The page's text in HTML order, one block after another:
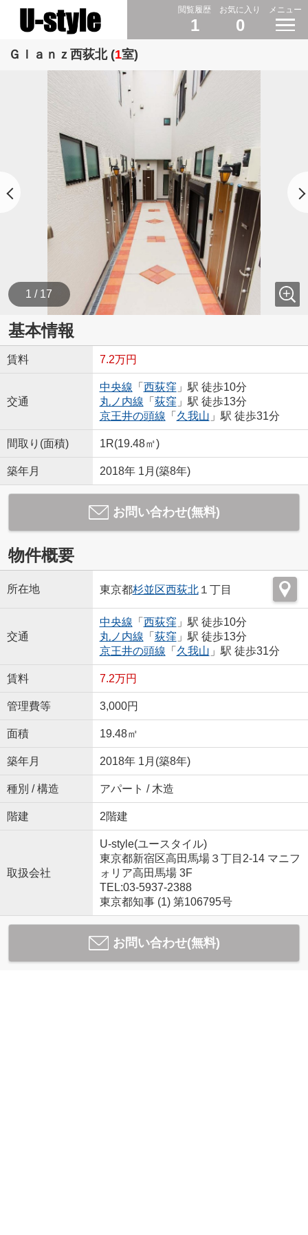
閲覧履歴
1
お気に入り
0
メニュー
Ｇｌａｎｚ西荻北 (1室)
1 / 17
基本情報
賃料 7.2万円
交通
中央線 「 西荻窪 」駅 徒歩10分
丸ノ内線 「 荻窪 」駅 徒歩13分
京王井の頭線 「 久我山 」駅 徒歩31分
間取り(面積) 1R(19.48㎡)
築年月 2018年 1月(築8年)
お問い合わせ(無料)
物件概要
所在地 東京都杉並区西荻北１丁目
交通
中央線 「 西荻窪 」駅 徒歩10分
丸ノ内線 「 荻窪 」駅 徒歩13分
京王井の頭線 「 久我山 」駅 徒歩31分
賃料 7.2万円
管理費等 3,000円
面積 19.48㎡
築年月 2018年 1月(築8年)
種別 / 構造 アパート / 木造
階建 2階建
取扱会社
U-style(ユースタイル)
東京都新宿区高田馬場３丁目2-14 マニフ
ォリア高田馬場 3F
TEL:03-5937-2388
東京都知事 (1) 第106795号
お問い合わせ(無料)